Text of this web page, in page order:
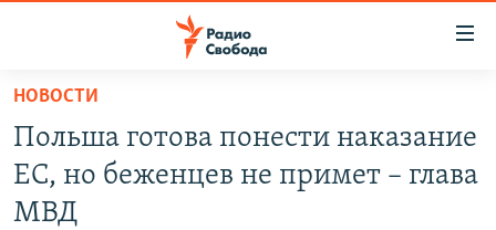
упрощенного
доступа
Вернуться
основному
ПОДКАСТЫ
АВТОРСКИЕ ПРОЕКТЫ
НОВОСТИ
Польша готова понести наказание
ЕС, но беженцев не примет – глава
МВД